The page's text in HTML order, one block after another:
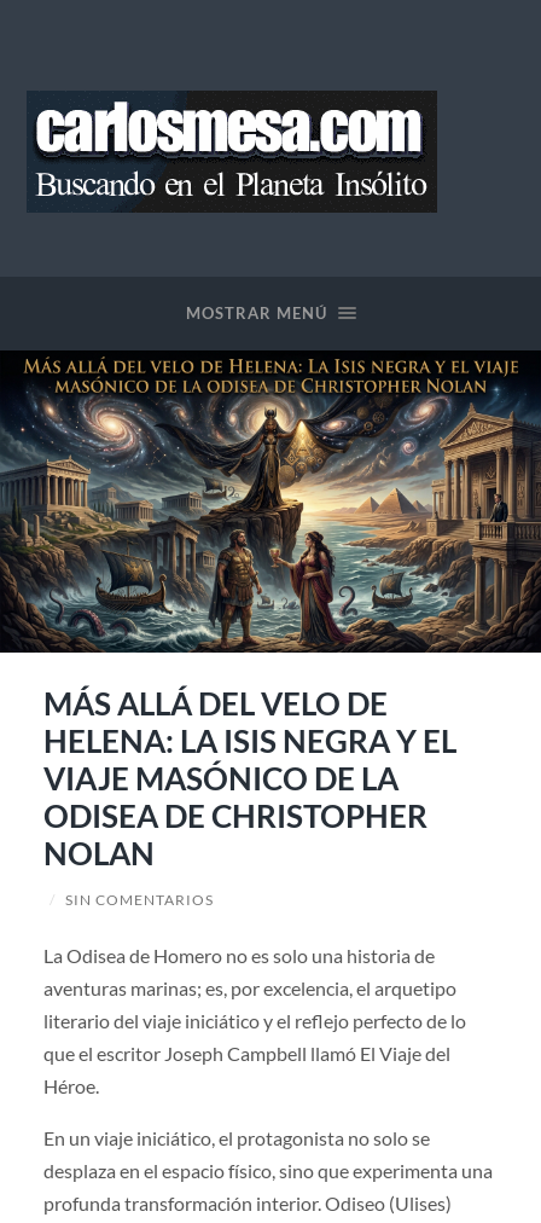
MOSTRAR MENÚ
MÁS ALLÁ DEL VELO DE
HELENA: LA ISIS NEGRA Y EL
VIAJE MASÓNICO DE LA
ODISEA DE CHRISTOPHER
NOLAN
/ SIN COMENTARIOS
La Odisea de Homero no es solo una historia de
aventuras marinas; es, por excelencia, el arquetipo
literario del viaje iniciático y el reflejo perfecto de lo
que el escritor Joseph Campbell llamó El Viaje del
Héroe.
En un viaje iniciático, el protagonista no solo se
desplaza en el espacio físico, sino que experimenta una
profunda transformación interior. Odiseo (Ulises)